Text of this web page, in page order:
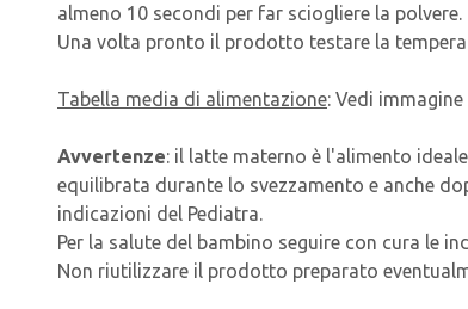
almeno 10 secondi per far sciogliere la polvere.
Una volta pronto il prodotto testare la
Tabella media di alimentazione: Vedi immagine
Avvertenze: il latte materno è l'alimento
equilibrata durante lo svezzamento e anche
indicazioni del Pediatra.
Per la salute del bambino seguire con cura le
Non riutilizzare il prodotto preparato